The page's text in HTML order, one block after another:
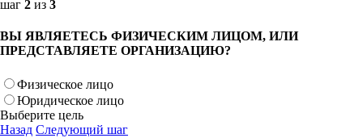
шаг 2 из 3
ВЫ ЯВЛЯЕТЕСЬ ФИЗИЧЕСКИМ ЛИЦОМ, ИЛИ
ПРЕДСТАВЛЯЕТЕ ОРГАНИЗАЦИЮ?
Физическое лицо
Юридическое лицо
Выберите цель
Назад Следующий шаг